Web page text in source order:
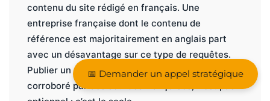
📅 Demander un appel stratégique
contenu du site rédigé en français. Une
entreprise française dont le contenu de
référence est majoritairement en anglais part
avec un désavantage sur ce type de requêtes.
Publier uncontenu de qualité en français,
corroboré par des sources françaises, n’est pas